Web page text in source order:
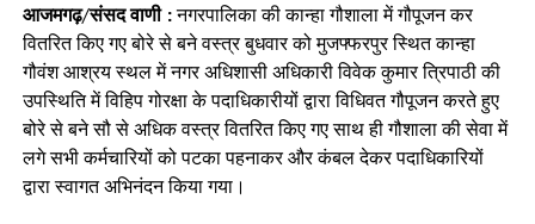
आजमगढ़/संसद वाणी :नगरपालिका की कान्हा गौशाला में गौपूजन कर
वितरित किए गए बोरे से बने वस्त्र बुधवार को मुजफ्फरपुर स्थित कान्हा
गौवंश आश्रय स्थल में नगर अधिशासी अधिकारी विवेक कुमार त्रिपाठी की
उपस्थिति में विहिप गोरक्षा के पदाधिकारीयों द्वारा विधिवत गौपूजन करते हुए
बोरे से बने सौ से अधिक वस्त्र वितरित किए गए साथ ही गौशाला की सेवा में
लगे सभी कर्मचारियों को पटका पहनाकर और कंबल देकर पदाधिकारियों
द्वारा स्वागत अभिनंदन किया गया।